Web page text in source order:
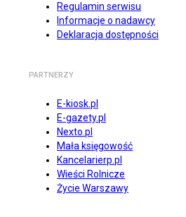
Regulamin serwisu
Informacje o nadawcy
Deklaracja dostępności
PARTNERZY
E-kiosk.pl
E-gazety.pl
Nexto.pl
Mała księgowość
Kancelarierp.pl
Wieści Rolnicze
Życie Warszawy